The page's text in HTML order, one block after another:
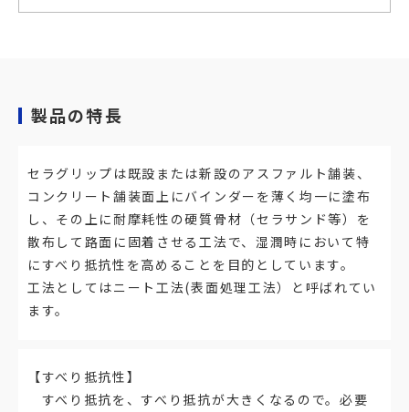
製品の特長
セラグリップは既設または新設のアスファルト舗装、
コンクリート舗装面上にバインダーを薄く均一に塗布
し、その上に耐摩耗性の硬質骨材（セラサンド等）を
散布して路面に固着させる工法で、湿潤時において特
にすべり抵抗性を高めることを目的としています。
工法としてはニート工法(表面処理工法）と呼ばれてい
ます。
【すべり抵抗性】
すべり抵抗を、すべり抵抗が大きくなるので。必要